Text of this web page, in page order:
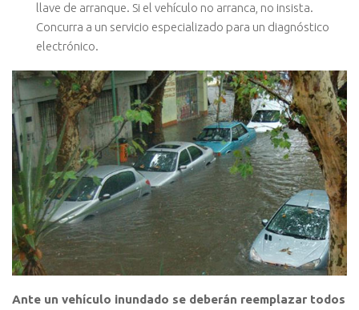
llave de arranque. Si el vehículo no arranca, no insista.
Concurra a un servicio especializado para un diagnóstico
electrónico.
Ante un vehículo inundado se deberán reemplazar todos